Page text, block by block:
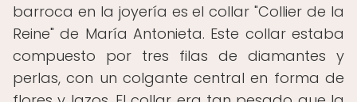
barroca en la joyería es el collar "Collier de la
Reine" de María Antonieta. Este collar estaba
compuesto por tres filas de diamantes y
perlas, con un colgante central en forma de